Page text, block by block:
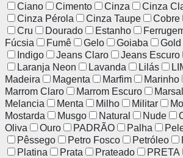
Ciano
Cimento Cinza Cinza
Cinza Pérola
Cinza Taupe Cobre
Cru
Dourado Estanho
Fúcsia
Fumê Gelo Goiaba Gold
Indigo
Jeans Claro Jeans Escuro
Laranja Neon
Lavanda Lilás
Madeira
Magenta Marfim Marinho
Marrom Claro
Marrom Escuro
Melancia
Menta Milho Militar
Mostarda
Musgo Natural Nude
Oliva
Ouro PADRÃO Palha
Pêssego
Petro Fosco Petróleo
Platina
Prata Prateado PRETA